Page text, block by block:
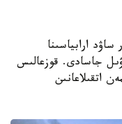
ارابياسىنا
جاسادى. قوزعالىس
اتقىلاعانىن